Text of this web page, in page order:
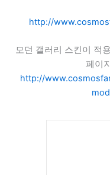
http://
모던 갤러리 스킨이 적
페이
http://